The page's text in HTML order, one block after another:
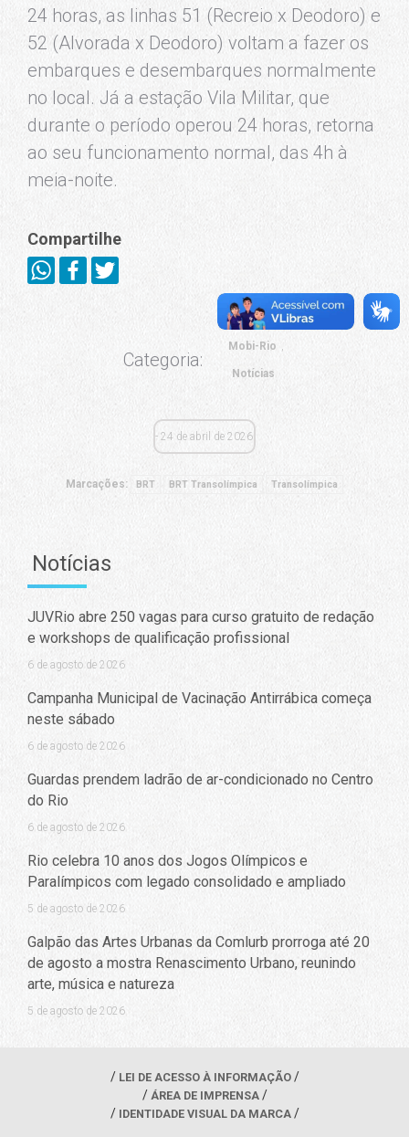
24 horas, as linhas 51 (Recreio x Deodoro) e
52 (Alvorada x Deodoro) voltam a fazer os
embarques e desembarques normalmente
no local. Já a estação Vila Militar, que
durante o período operou 24 horas, retorna
ao seu funcionamento normal, das 4h à
meia-noite.
Compartilhe
Categoria:
Mobi-Rio
Notícias
24 de abril de 2026
Marcações: BRT BRT Transolímpica Transolímpica
Notícias
JUVRio abre 250 vagas para curso gratuito de redação
e workshops de qualificação profissional
6 de agosto de 2026
Campanha Municipal de Vacinação Antirrábica começa
neste sábado
6 de agosto de 2026
Guardas prendem ladrão de ar-condicionado no Centro
do Rio
6 de agosto de 2026
Rio celebra 10 anos dos Jogos Olímpicos e
Paralímpicos com legado consolidado e ampliado
5 de agosto de 2026
Galpão das Artes Urbanas da Comlurb prorroga até 20
de agosto a mostra Renascimento Urbano, reunindo
arte, música e natureza
5 de agosto de 2026
LEI DE ACESSO À INFORMAÇÃO
ÁREA DE IMPRENSA
IDENTIDADE VISUAL DA MARCA